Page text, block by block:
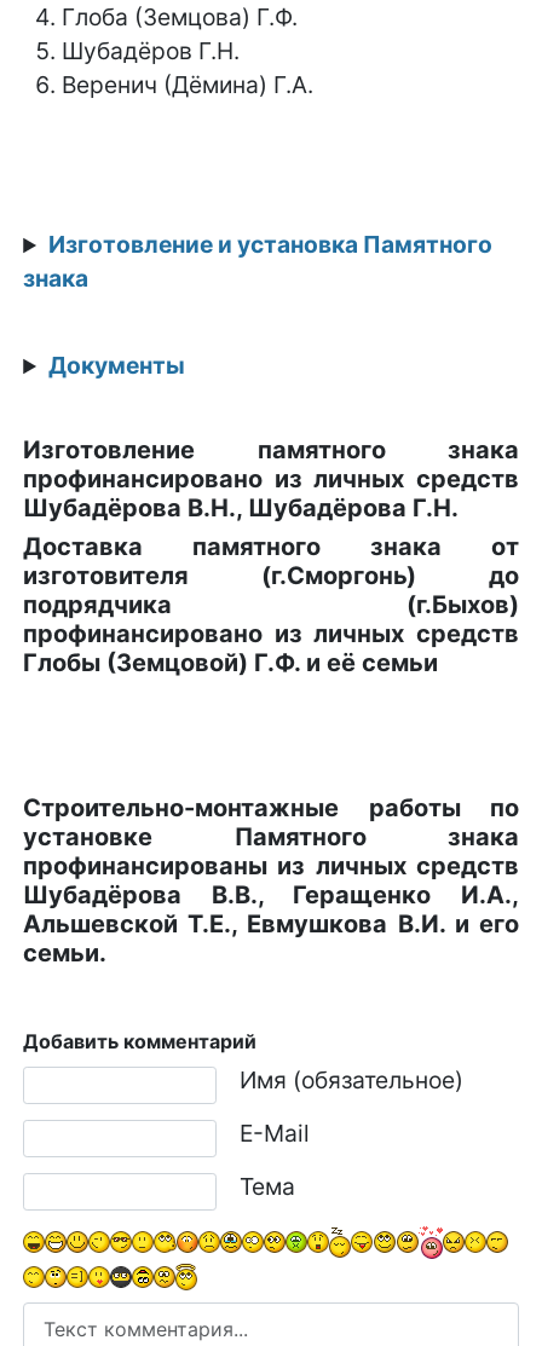
Глоба (Земцова) Г.Ф.
Шубадёров Г.Н.
Веренич (Дёмина) Г.А.
Изготовление и установка Памятного
знака
Документы
Изготовление памятного знака
профинансировано из личных средств
Шубадёрова В.Н., Шубадёрова Г.Н.
Доставка памятного знака от
изготовителя (г.Сморгонь) до
подрядчика (г.Быхов)
профинансировано из личных средств
Глобы (Земцовой) Г.Ф. и её семьи
Строительно-монтажные работы по
установке Памятного знака
профинансированы из личных средств
Шубадёрова В.В., Геращенко И.А.,
Альшевской Т.Е., Евмушкова В.И. и его
семьи.
Добавить комментарий
Имя (обязательное)
E-Mail
Тема
Текст комментария